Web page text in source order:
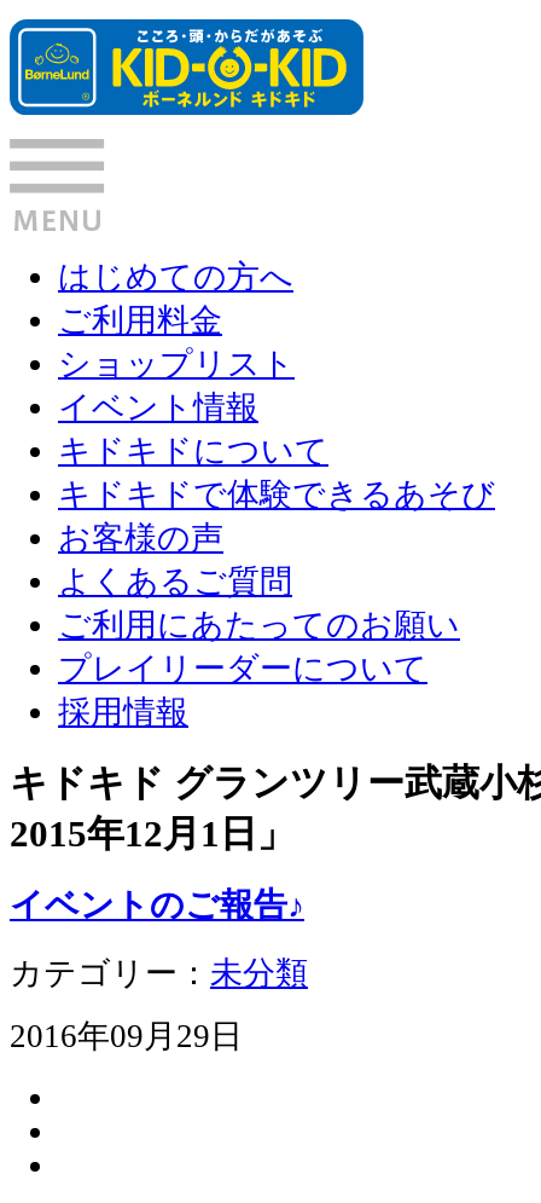
はじめての方へ
ご利用料金
ショップリスト
イベント情報
キドキドについて
キドキドで体験できるあそび
お客様の声
よくあるご質問
ご利用にあたってのお願い
プレイリーダーについて
採用情報
キドキド グランツリー武蔵
2015年12月1日 」
イベントのご報告♪
カテゴリー： 未分類
2016年09月29日